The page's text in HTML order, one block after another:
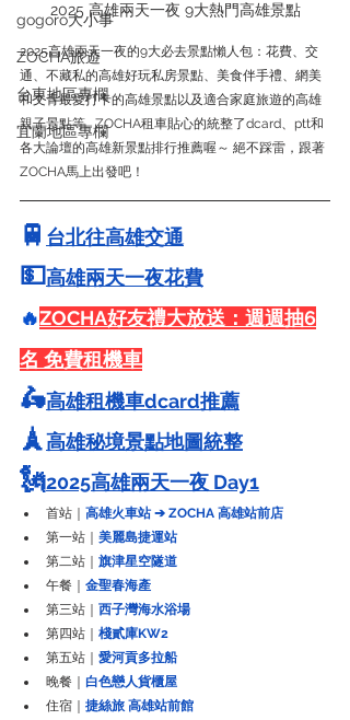
gogoro大小事
ZOCHA旅遊
台東地區專欄
宜蘭地區專欄
2025 高雄兩天一夜 9大熱門高雄景點
2025高雄兩天一夜的9大必去景點懶人包：花費、交
通、不藏私的高雄好玩私房景點、美食伴手禮、網美
和文青最愛打卡的高雄景點以及適合家庭旅遊的高雄
親子景點等... ZOCHA租車貼心的統整了dcard、ptt和
各大論壇的高雄新景點排行推薦喔～ 絕不踩雷，跟著
ZOCHA馬上出發吧！
🚆 台北往高雄交通
💵高雄兩天一夜花費
🔥ZOCHA好友禮大放送：週週抽6
名 免費租機車
🛵高雄租機車dcard推薦
🗼高雄秘境景點地圖統整
🗽2025高雄兩天一夜 Day1
首站｜ 高雄火車站 ➔ ZOCHA 高雄站前店
第一站｜ 美麗島捷運站
第二站｜ 旗津星空隧道
午餐｜ 金聖春海產
第三站｜ 西子灣海水浴場
第四站｜ 棧貳庫KW2
第五站｜ 愛河貢多拉船
晚餐｜ 白色戀人貨櫃屋
住宿｜ 捷絲旅 高雄站前館